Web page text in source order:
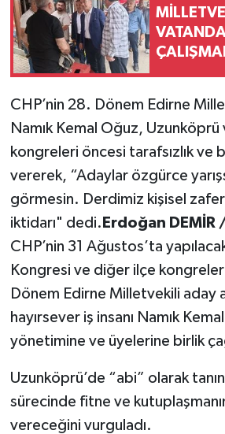
CHP’nin 28. Dönem Edirne
Namık Kemal Oğuz,
kongreleri öncesi tarafsızlık ve
vererek, “Adaylar özgürce
görmesin. Derdimiz kişisel
iktidarı" dedi. Erdoğan DEMİR
CHP’nin 31 Ağustos’ta
Kongresi ve diğer ilçe
Dönem Edirne Milletvekili aday
hayırsever iş insanı Namık
yönetimine ve üyelerine birlik
Uzunköprü’de “abi” olarak
sürecinde fitne ve
vereceğini vurguladı.